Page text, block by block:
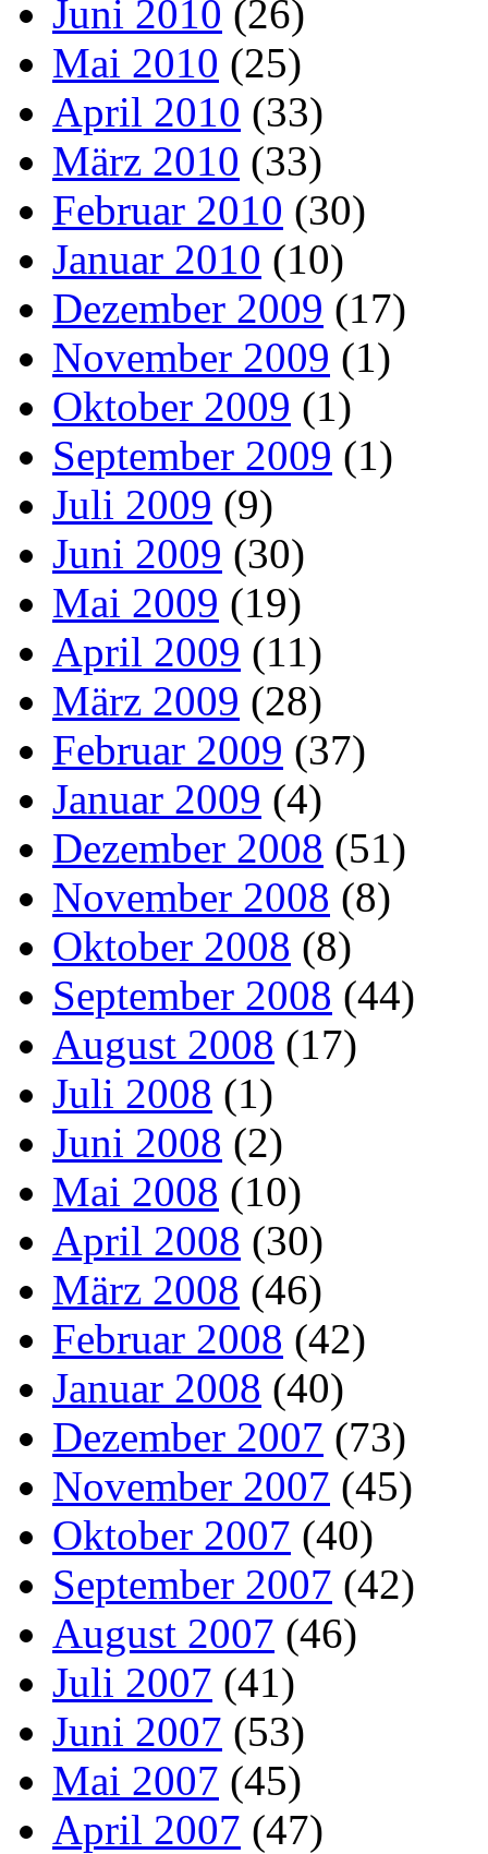
Juni 2010 (26)
Mai 2010 (25)
April 2010 (33)
März 2010 (33)
Februar 2010 (30)
Januar 2010 (10)
Dezember 2009 (17)
November 2009 (1)
Oktober 2009 (1)
September 2009 (1)
Juli 2009 (9)
Juni 2009 (30)
Mai 2009 (19)
April 2009 (11)
März 2009 (28)
Februar 2009 (37)
Januar 2009 (4)
Dezember 2008 (51)
November 2008 (8)
Oktober 2008 (8)
September 2008 (44)
August 2008 (17)
Juli 2008 (1)
Juni 2008 (2)
Mai 2008 (10)
April 2008 (30)
März 2008 (46)
Februar 2008 (42)
Januar 2008 (40)
Dezember 2007 (73)
November 2007 (45)
Oktober 2007 (40)
September 2007 (42)
August 2007 (46)
Juli 2007 (41)
Juni 2007 (53)
Mai 2007 (45)
April 2007 (47)